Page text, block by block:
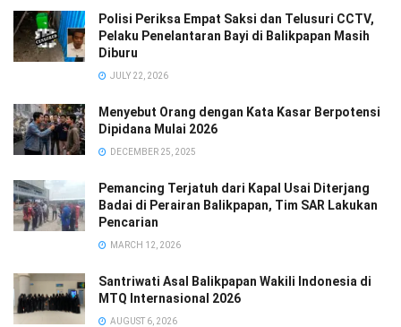
Polisi Periksa Empat Saksi dan Telusuri CCTV,
Pelaku Penelantaran Bayi di Balikpapan Masih
Diburu
JULY 22, 2026
Menyebut Orang dengan Kata Kasar Berpotensi
Dipidana Mulai 2026
DECEMBER 25, 2025
Pemancing Terjatuh dari Kapal Usai Diterjang
Badai di Perairan Balikpapan, Tim SAR Lakukan
Pencarian
MARCH 12, 2026
Santriwati Asal Balikpapan Wakili Indonesia di
MTQ Internasional 2026
AUGUST 6, 2026